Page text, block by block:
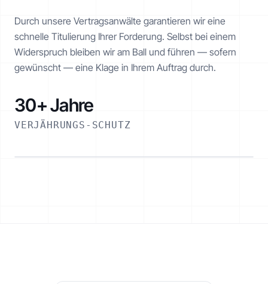
Durch unsere Vertragsanwälte garantieren wir eine
schnelle Titulierung Ihrer Forderung. Selbst bei einem
Widerspruch bleiben wir am Ball und führen — sofern
gewünscht — eine Klage in Ihrem Auftrag durch.
30+ Jahre
VERJÄHRUNGS-SCHUTZ